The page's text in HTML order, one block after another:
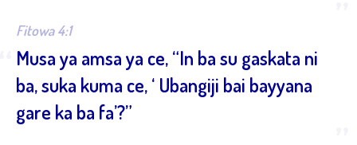
Fitowa 4:1
Musa ya amsa ya ce, “In ba su gaskata ni
ba, suka kuma ce, ‘ Ubangiji bai bayyana
gare ka ba fa’?”